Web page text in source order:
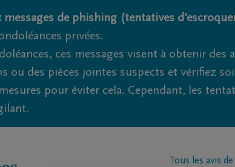
messages de phishing (tentatives
privées.
ces messages visent à obtenir
ou des pièces jointes suspects et vérifiez
pour éviter cela. Cependant, les
Tous les avis